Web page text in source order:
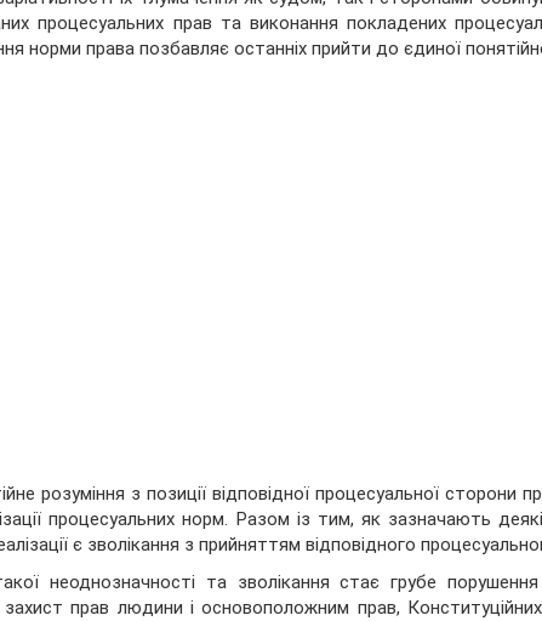
процесуальних прав та виконання покладених
норми права позбавляє останніх прийти до єдиної
розуміння з позиції відповідної процесуальної сторони
процесуальних норм. Разом із тим, як зазначають
є зволікання з прийняттям відповідного
неоднозначності та зволікання стає грубе
прав людини і основоположним прав,